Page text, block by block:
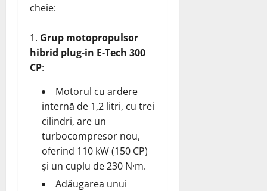
cheie:
Grup motopropulsor
hibrid plug-in E-Tech 300
CP:
Motorul cu ardere
internă de 1,2 litri, cu trei
cilindri, are un
turbocompresor nou,
oferind 110 kW (150 CP)
și un cuplu de 230 N·m.
Adăugarea unui